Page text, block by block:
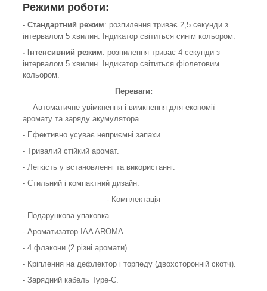
Режими роботи:
- Стандартний режим: розпилення триває 2,5 секунди з
інтервалом 5 хвилин. Індикатор світиться синім кольором.
- Інтенсивний режим: розпилення триває 4 секунди з
інтервалом 5 хвилин. Індикатор світиться фіолетовим
кольором.
Переваги:
— Автоматичне увімкнення і вимкнення для економії
аромату та заряду акумулятора.
- Ефективно усуває неприємні запахи.
- Тривалий стійкий аромат.
- Легкість у встановленні та використанні.
- Стильний і компактний дизайн.
- Комплектація
- Подарункова упаковка.
- Ароматизатор IAA AROMA.
- 4 флакони (2 різні аромати).
- Кріплення на дефлектор і торпеду (двохсторонній скотч).
- Зарядний кабель Type-C.